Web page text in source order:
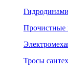
Прочистные
Тросы